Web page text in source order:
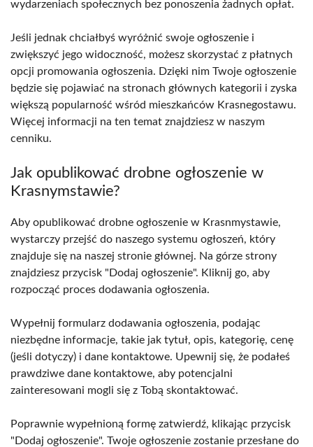
wydarzeniach społecznych bez ponoszenia żadnych opłat.
Jeśli jednak chciałbyś wyróżnić swoje ogłoszenie i
zwiększyć jego widoczność, możesz skorzystać z płatnych
opcji promowania ogłoszenia. Dzięki nim Twoje ogłoszenie
będzie się pojawiać na stronach głównych kategorii i zyska
większą popularność wśród mieszkańców Krasnegostawu.
Więcej informacji na ten temat znajdziesz w naszym
cenniku.
Jak opublikować drobne ogłoszenie w
Krasnymstawie?
Aby opublikować drobne ogłoszenie w Krasnmystawie,
wystarczy przejść do naszego systemu ogłoszeń, który
znajduje się na naszej stronie głównej. Na górze strony
znajdziesz przycisk "Dodaj ogłoszenie". Kliknij go, aby
rozpocząć proces dodawania ogłoszenia.
Wypełnij formularz dodawania ogłoszenia, podając
niezbędne informacje, takie jak tytuł, opis, kategorię, cenę
(jeśli dotyczy) i dane kontaktowe. Upewnij się, że podałeś
prawdziwe dane kontaktowe, aby potencjalni
zainteresowani mogli się z Tobą skontaktować.
Poprawnie wypełnioną formę zatwierdź, klikając przycisk
"Dodaj ogłoszenie". Twoje ogłoszenie zostanie przesłane do